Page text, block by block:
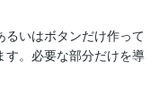
いはボタンだけ作って
す。必要な部分だけを導